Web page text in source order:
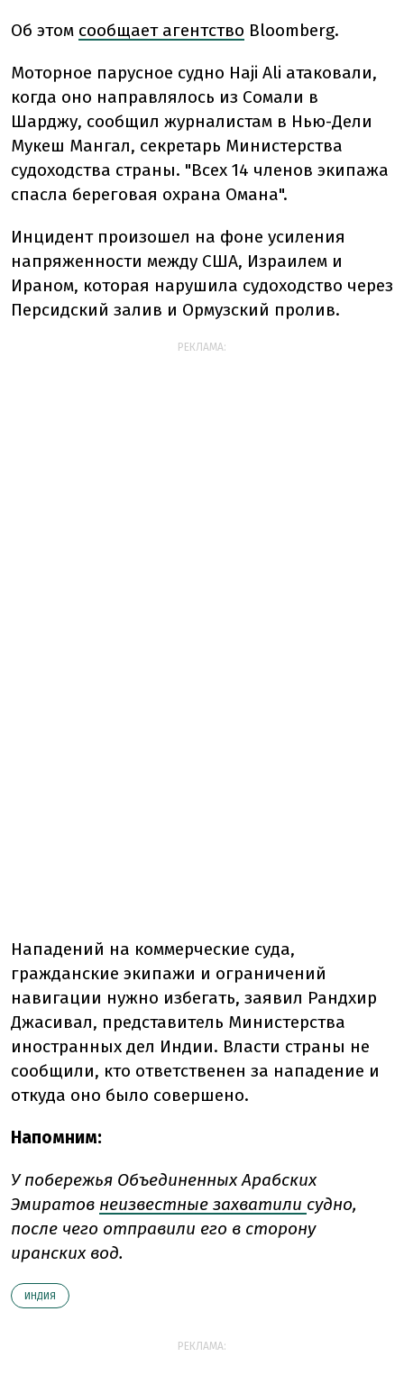
Об этом сообщает агентство Bloomberg.
Моторное парусное судно Haji Ali атаковали,
когда оно направлялось из Сомали в
Шарджу, сообщил журналистам в Нью-Дели
Мукеш Мангал, секретарь Министерства
судоходства страны. "Всех 14 членов экипажа
спасла береговая охрана Омана".
Инцидент произошел на фоне усиления
напряженности между США, Израилем и
Ираном, которая нарушила судоходство через
Персидский залив и Ормузский пролив.
РЕКЛАМА:
Нападений на коммерческие суда,
гражданские экипажи и ограничений
навигации нужно избегать, заявил Рандхир
Джасивал, представитель Министерства
иностранных дел Индии. Власти страны не
сообщили, кто ответственен за нападение и
откуда оно было совершено.
Напомним:
У побережья Объединенных Арабских
Эмиратов неизвестные захватили судно,
после чего отправили его в сторону
иранских вод.
ИНДИЯ
РЕКЛАМА: